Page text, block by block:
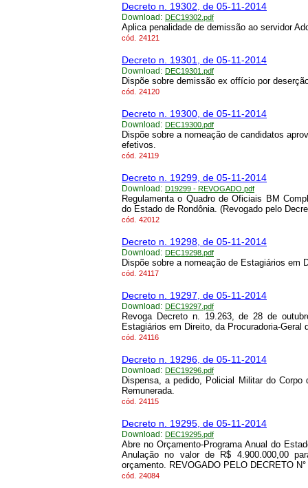
Decreto n. 19302, de 05-11-2014
Download: DEC19302.pdf
Aplica penalidade de demissão ao servidor
cód. 24121
Decreto n. 19301, de 05-11-2014
Download: DEC19301.pdf
Dispõe sobre demissão ex offício por
cód. 24120
Decreto n. 19300, de 05-11-2014
Download: DEC19300.pdf
Dispõe sobre a nomeação de candidatos
efetivos.
cód. 24119
Decreto n. 19299, de 05-11-2014
Download: D19299 - REVOGADO.pdf
Regulamenta o Quadro de Oficiais BM
do Estado de Rondônia. (Revogado pelo
cód. 42012
Decreto n. 19298, de 05-11-2014
Download: DEC19298.pdf
Dispõe sobre a nomeação de Estagiários em
cód. 24117
Decreto n. 19297, de 05-11-2014
Download: DEC19297.pdf
Revoga Decreto n. 19.263, de 28 de
Estagiários em Direito, da Procuradoria-Geral
cód. 24116
Decreto n. 19296, de 05-11-2014
Download: DEC19296.pdf
Dispensa, a pedido, Policial Militar do
Remunerada.
cód. 24115
Decreto n. 19295, de 05-11-2014
Download: DEC19295.pdf
Abre no Orçamento-Programa Anual do
Anulação no valor de R$ 4.900.000,00
orçamento. REVOGADO PELO DECRETO
cód. 24084